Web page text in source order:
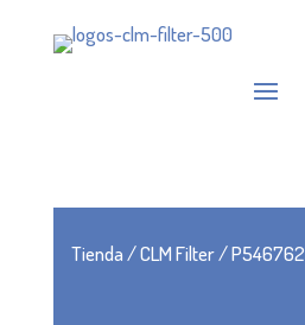
Tienda/CLM Filter/ P546762